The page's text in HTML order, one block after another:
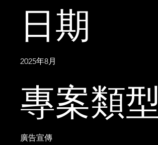
日期
2025年8月
專案類型
廣告宣傳